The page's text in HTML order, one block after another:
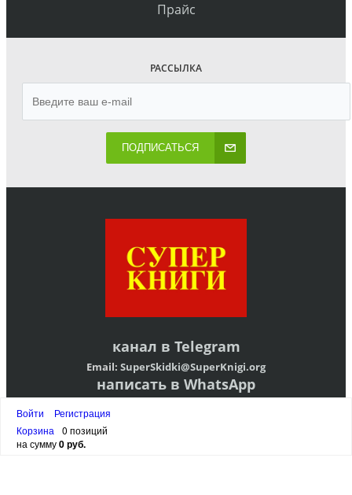
Прайс
РАССЫЛКА
ПОДПИСАТЬСЯ
канал в Telegram
Email: SuperSkidki@SuperKnigi.org
написать в WhatsApp
написать в VIBER
написать в Telegram
АДРЕС ОФИСА:
МАССИВ ВАРТЕМЯГИ-1, УЛ ЦЕНТРАЛЬНАЯ Д 11, РОССИЯ
Войти
Регистрация
Корзина
0 позиций
на сумму0 руб.